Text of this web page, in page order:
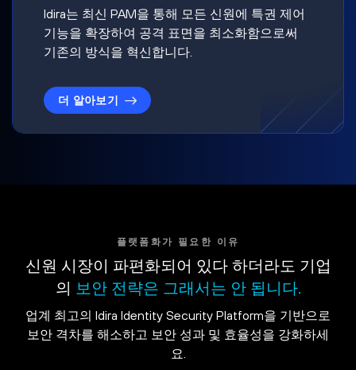
Idira는 최신 PAM을 통해 모든 신원에 특권 제어
기능을 확장하여 공격 표면을 최소화함으로써
기존의 방식을 혁신합니다.
더 알아보기
플랫폼화가 필요한 이유
신원 시장이 파편화되어 있다 하더라도 기업
의 보안 전략은 그래서는 안 됩니다.
업계 최고의 Idira Identity Security Platform을 기반으로
보안 격차를 해소하고 보안 성과 및 효율성을 강화하세
요.